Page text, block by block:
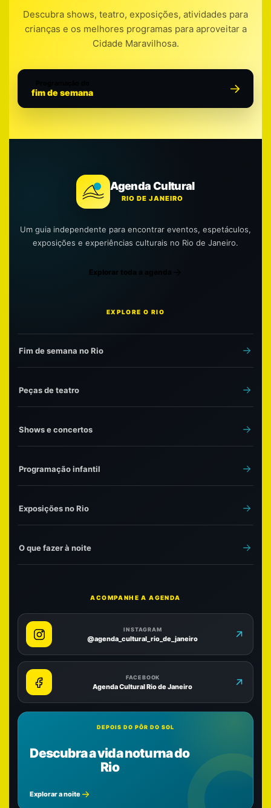
Descubra shows, teatro, exposições, atividades para
crianças e os melhores programas para aproveitar a
Cidade Maravilhosa.
fim de semana
Agenda Cultural
RIO DE JANEIRO
Um guia independente para encontrar eventos, espetáculos,
exposições e experiências culturais no Rio de Janeiro.
Explorar toda a agenda
EXPLORE O RIO
Fim de semana no Rio
Peças de teatro
Shows e concertos
Programação infantil
Exposições no Rio
O que fazer à noite
ACOMPANHE A AGENDA
INSTAGRAM
@agenda_cultural_rio_de_janeiro
FACEBOOK
Agenda Cultural Rio de Janeiro
DEPOIS DO PÔR DO SOL
Descubra a vida noturna do
Rio
Explorar a noite